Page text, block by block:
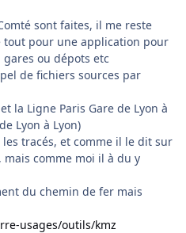
sont faites, il me reste
tout pour une application pour
ou dépots etc
de fichiers sources par
la Ligne Paris Gare de Lyon à
Lyon à Lyon)
tracés, et comme il le dit sur
comme moi il à du y
du chemin de fer mais
usages/outils/kmz